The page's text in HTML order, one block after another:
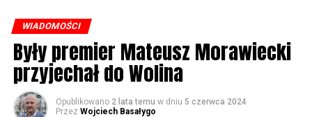
WIADOMOŚCI
Były premier Mateusz Morawiecki
przyjechał do Wolina
Opublikowano 2 lata temu w dniu 5 czerwca 2024
Przez Wojciech Basałygo